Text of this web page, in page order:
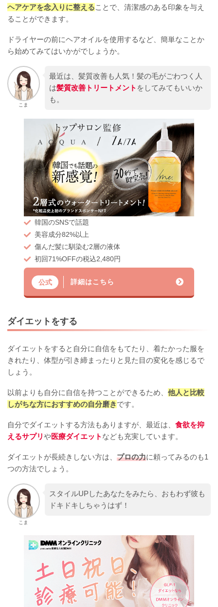
ヘアケアを念入りに整えることで、清潔感のある印象を与え
ることができます。
ドライヤーの前にヘアオイルを使用するなど、簡単なことか
ら始めてみてはいかがでしょうか。
こま
最近は、髪質改善も人気！髪の毛がごわつく人
は髪質改善トリートメント をしてみてもいいか
も。
韓国のSNSで話題
美容成分82%以上
傷んだ髪に馴染む2層の液体
初回71%OFFの税込2,480円
公式 詳細はこちら
ダイエットをする
ダイエットをすると自分に自信をもてたり、着たかった服を
きれたり、体型が引き締まったりと見た目の変化を感じるで
しょう。
以前よりも自分に自信を持つことができるため、 他人と比較
しがちな方におすすめの自分磨きです。
自分でダイエットする方法もありますが、最近は、 食欲を抑
えるサプリや医療ダイエット なども充実しています。
ダイエットが長続きしない方は、 プロの力に頼ってみるのも1
つの方法でしょう。
こま
スタイルUPしたあなたをみたら、おもわず彼も
ドキドキしちゃうはず！